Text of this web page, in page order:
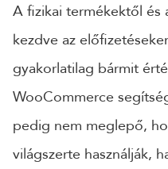
A fizikai termékektől
kezdve az
gyakorlatilag bármit
WooCommerce
pedig nem meglepő,
világszerte használják,